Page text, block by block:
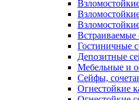
Гостиничные
Депозитные
Мебельные и
Сейфы,
Огнестойкие